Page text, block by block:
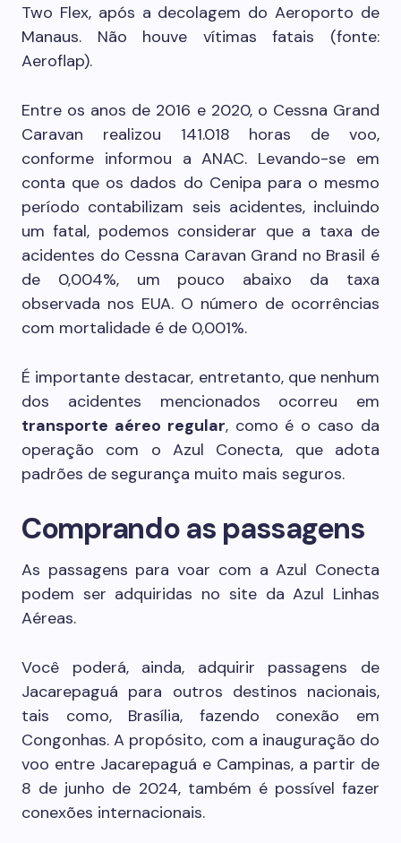
Two Flex, após a decolagem do Aeroporto de
Manaus. Não houve vítimas fatais (fonte:
Aeroflap).
Entre os anos de 2016 e 2020, o Cessna Grand
Caravan realizou 141.018 horas de voo,
conforme informou a ANAC. Levando-se em
conta que os dados do Cenipa para o mesmo
período contabilizam seis acidentes, incluindo
um fatal, podemos considerar que a taxa de
acidentes do Cessna Caravan Grand no Brasil é
de 0,004%, um pouco abaixo da taxa
observada nos EUA. O número de ocorrências
com mortalidade é de 0,001%.
É importante destacar, entretanto, que nenhum
dos acidentes mencionados ocorreu em
transporte aéreo regular, como é o caso da
operação com o Azul Conecta, que adota
padrões de segurança muito mais seguros.
Comprando as passagens
As passagens para voar com a Azul Conecta
podem ser adquiridas no site da Azul Linhas
Aéreas.
Você poderá, ainda, adquirir passagens de
Jacarepaguá para outros destinos nacionais,
tais como, Brasília, fazendo conexão em
Congonhas. A propósito, com a inauguração do
voo entre Jacarepaguá e Campinas, a partir de
8 de junho de 2024, também é possível fazer
conexões internacionais.